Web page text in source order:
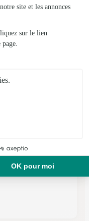
dans l'eau.
réception de
la livraison.